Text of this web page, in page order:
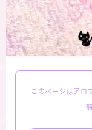
このページはアロ